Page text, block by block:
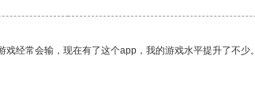
经常会输，现在有了这个app，我的游戏水平提升了不少。